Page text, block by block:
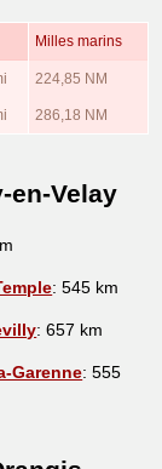
Milles marins
224,85 NM
286,18 NM
en-Velay
: 545 km
: 657 km
Garenne: 555